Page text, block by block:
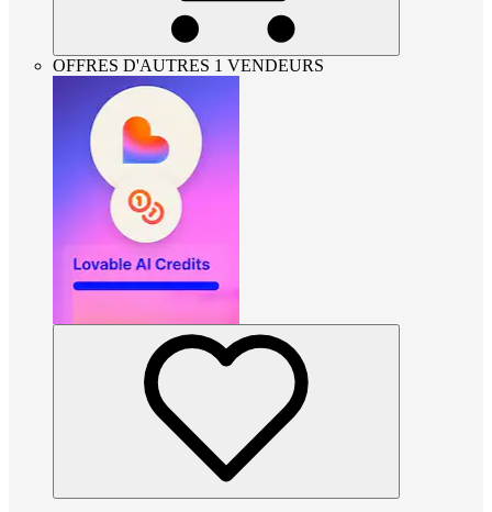
OFFRES D'AUTRES 1 VENDEURS